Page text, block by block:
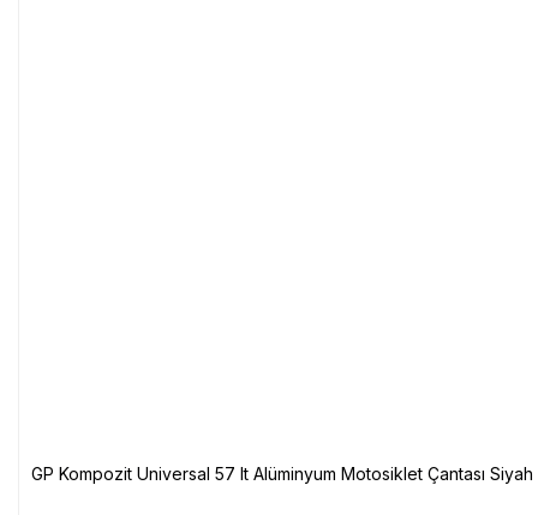
GP Kompozit Universal 57 lt Alüminyum Motosiklet Çantası Siyah